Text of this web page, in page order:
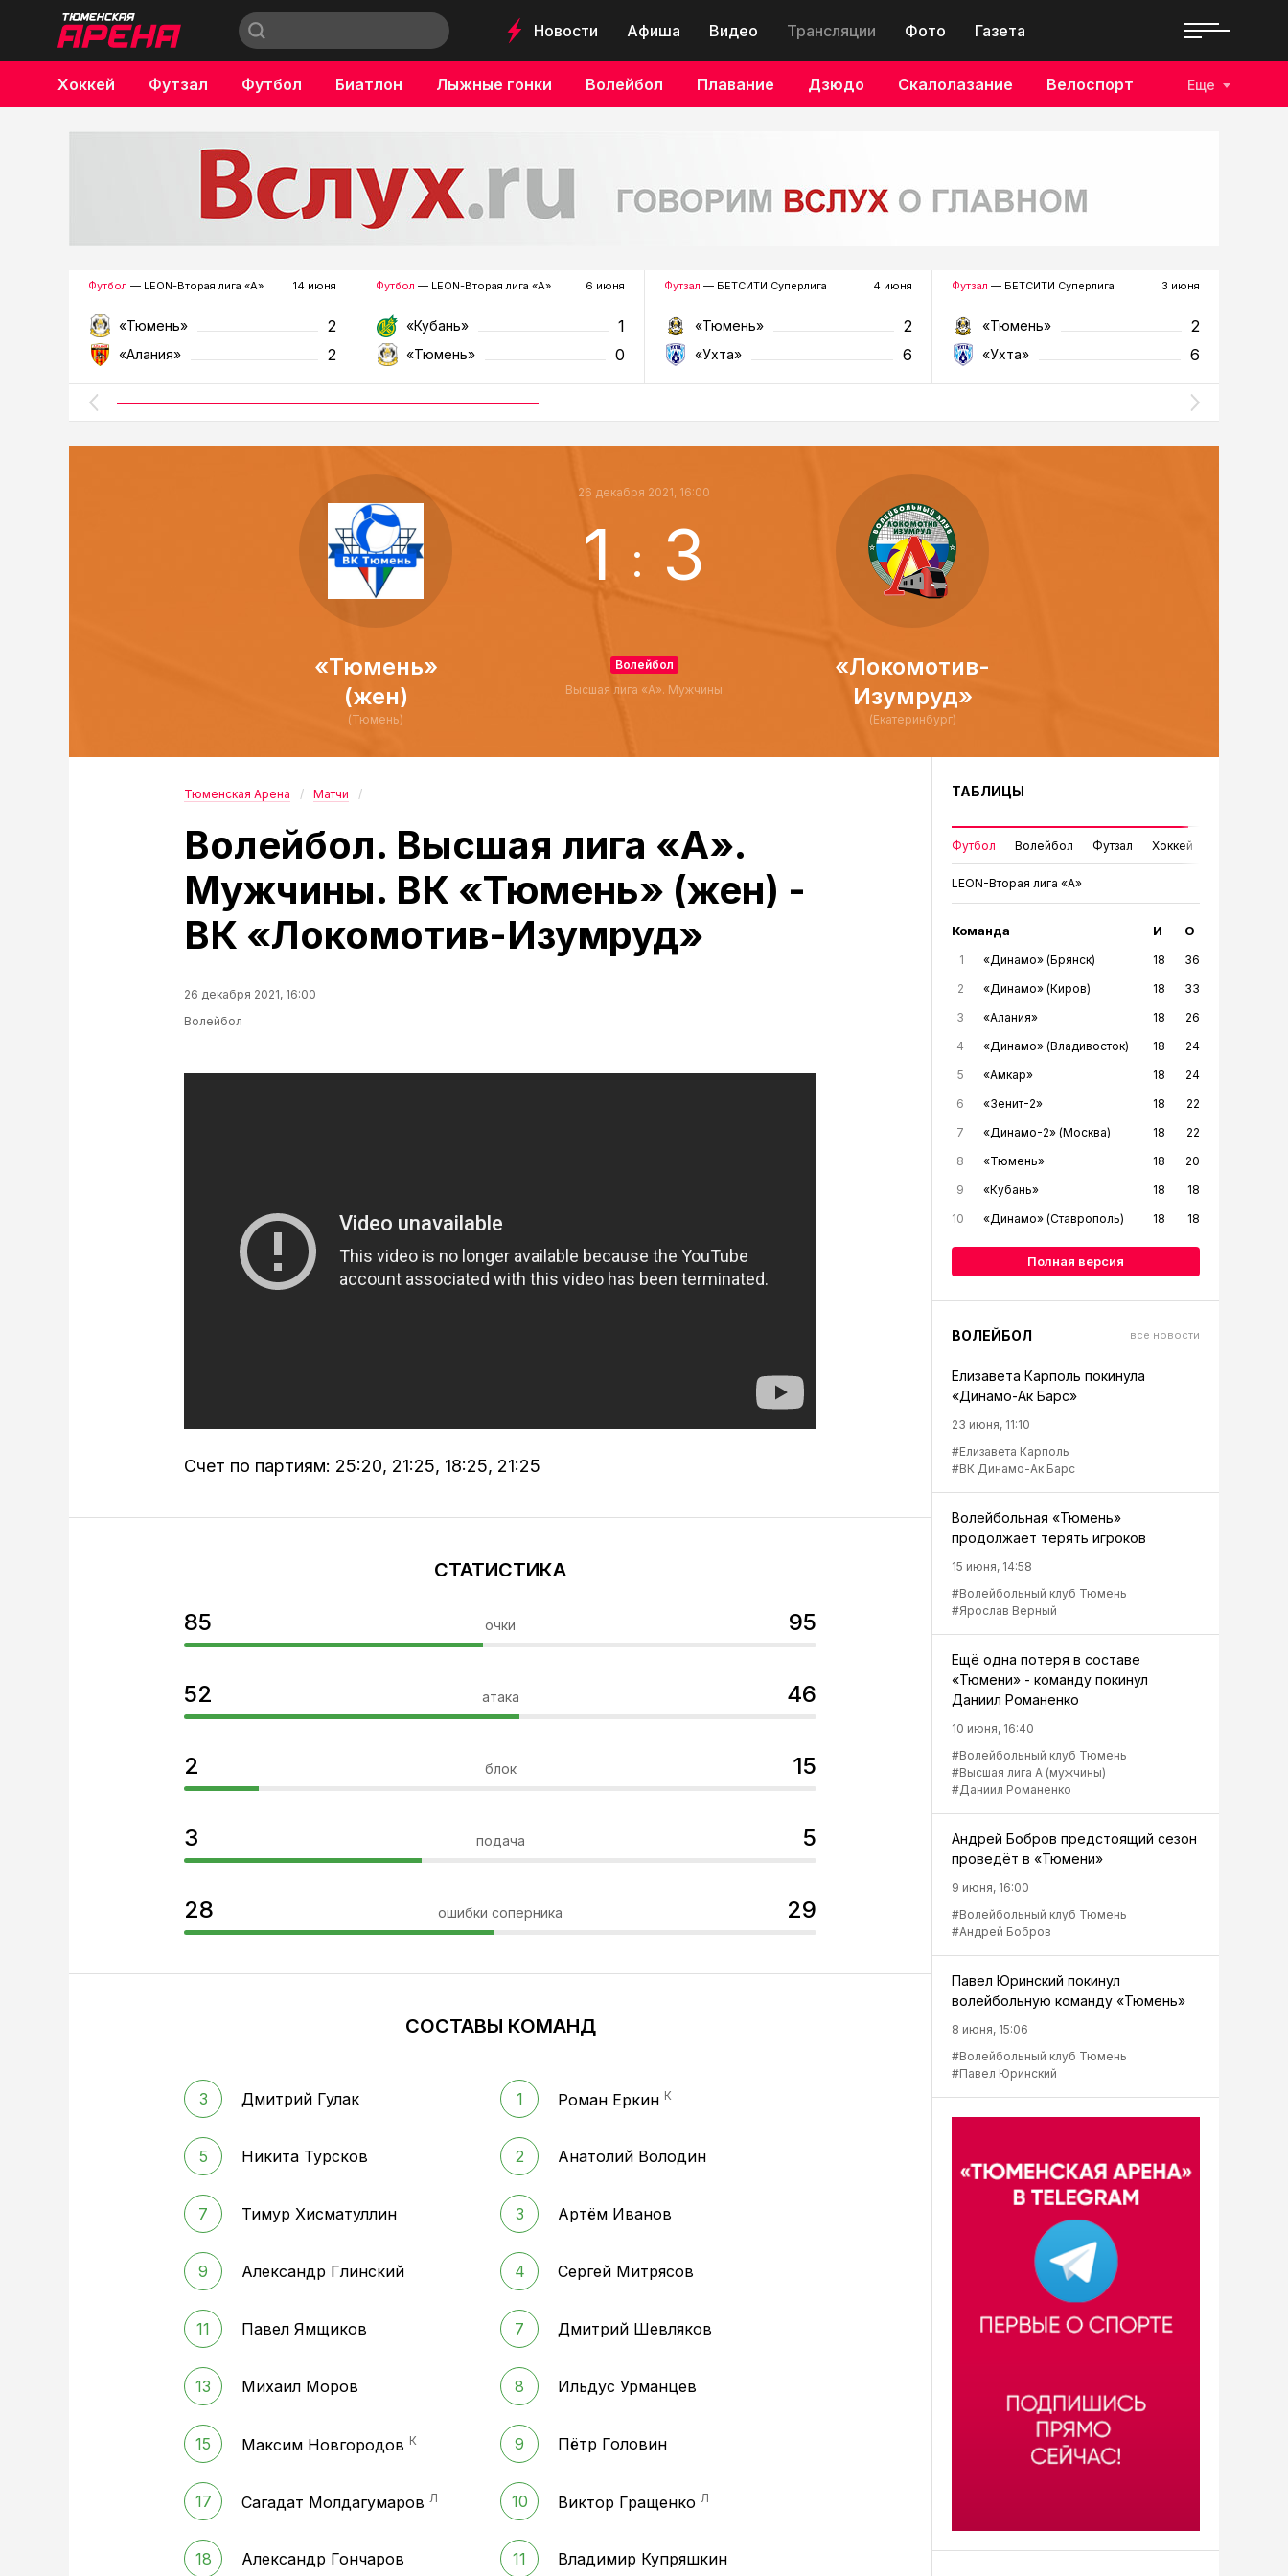
Новости Афиша Видео Трансляции Фото Газета
Хоккей Футзал Футбол Биатлон Лыжные гонки Волейбол Плавание Дзюдо Скалолазание Велоспорт
Бокс
Еще
Футбол — LEON-Вторая лига «А» 14 июня
«Тюмень» 2
«Алания» 2
Футбол — LEON-Вторая лига «А» 6 июня
«Кубань» 1
«Тюмень» 0
Футзал — БЕТСИТИ Суперлига 4 июня
«Тюмень» 2
«Ухта» 6
Футзал — БЕТСИТИ Суперлига 3 июня
«Тюмень» 2
«Ухта» 6
«Тюмень»
(жен)
(Тюмень)
26 декабря 2021, 16:00
1 : 3
Волейбол
Высшая лига «А». Мужчины
«Локомотив-
Изумруд»
(Екатеринбург)
Тюменская Арена Матчи
Волейбол. Высшая лига «А».
Мужчины. ВК «Тюмень» (жен) -
ВК «Локомотив-Изумруд»
26 декабря 2021, 16:00
Волейбол
Счет по партиям: 25:20, 21:25, 18:25, 21:25
СТАТИСТИКА
85 очки 95
52 атака 46
2 блок 15
3 подача 5
28 ошибки соперника 29
СОСТАВЫ КОМАНД
3 Дмитрий Гулак
5 Никита Турсков
7 Тимур Хисматуллин
9 Александр Глинский
11 Павел Ямщиков
13 Михаил Моров
15 Максим Новгородов К
17 Сагадат Молдагумаров Л
18 Александр Гончаров
1 Роман Еркин К
2 Анатолий Володин
3 Артём Иванов
4 Сергей Митрясов
7 Дмитрий Шевляков
8 Ильдус Урманцев
9 Пётр Головин
10 Виктор Гращенко Л
11 Владимир Купряшкин
ТАБЛИЦЫ
Футбол Волейбол Футзал Хоккей
LEON-Вторая лига «А»
Команда И О
1 «Динамо» (Брянск) 18
36
2
«Динамо» (Киров) 18
33
3
«Алания» 18
26
4
«Динамо» (Владивосток) 18
24
5
«Амкар» 18
24
6
«Зенит-2» 18
22
7
«Динамо-2» (Москва) 18
22
8
«Тюмень» 18
20
9
«Кубань» 18
18
10
«Динамо» (Ставрополь) 18 18
Полная версия
ВОЛЕЙБОЛ все новости
Елизавета Карполь покинула
«Динамо-Ак Барс»
23 июня, 11:10
#Елизавета Карполь
#ВК Динамо-Ак Барс
Волейбольная «Тюмень»
продолжает терять игроков
15 июня, 14:58
#Волейбольный клуб Тюмень
#Ярослав Верный
Ещё одна потеря в составе
«Тюмени» - команду покинул
Даниил Романенко
10 июня, 16:40
#Волейбольный клуб Тюмень
#Высшая лига А (мужчины)
#Даниил Романенко
Андрей Бобров предстоящий сезон
проведёт в «Тюмени»
9 июня, 16:00
#Волейбольный клуб Тюмень
#Андрей Бобров
Павел Юринский покинул
волейбольную команду «Тюмень»
8 июня, 15:06
#Волейбольный клуб Тюмень
#Павел Юринский